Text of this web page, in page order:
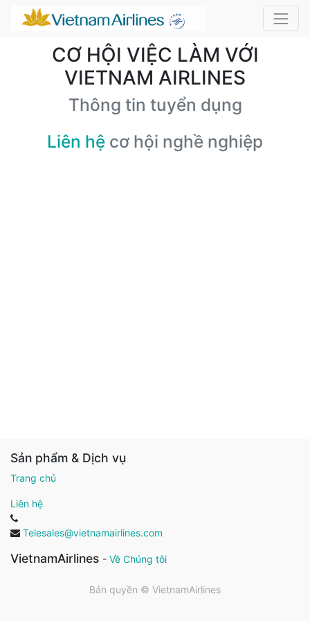
CƠ HỘI VIỆC LÀM VỚI
VIETNAM AIRLINES
Thông tin tuyển dụng
Liên hệ cơ hội nghề nghiệp
Sản phẩm & Dịch vụ
Trang chủ
Liên hệ
Telesales@vietnamairlines.com
VietnamAirlines - Về Chúng tôi
Bản quyền © VietnamAirlines